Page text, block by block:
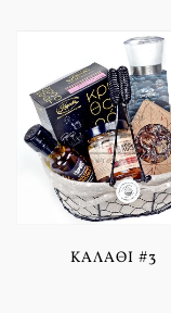
ΚΑΛΆΘΙ #3